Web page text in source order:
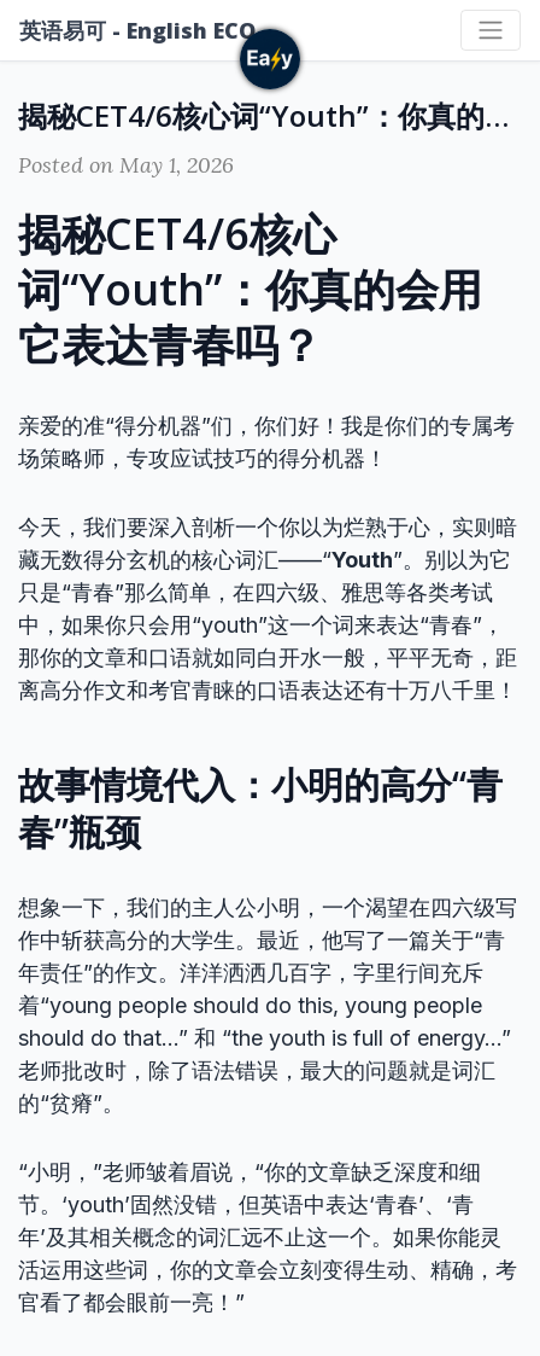
英语易可 - English ECO
揭秘CET4/6核心词“Youth”：你真的会用它表达青春吗？
Posted on May 1, 2026
揭秘CET4/6核心
词“Youth”：你真的会用
它表达青春吗？
亲爱的准“得分机器”们，你们好！我是你们的专属考
场策略师，专攻应试技巧的得分机器！
今天，我们要深入剖析一个你以为烂熟于心，实则暗
藏无数得分玄机的核心词汇——“Youth”。别以为它
只是“青春”那么简单，在四六级、雅思等各类考试
中，如果你只会用“youth”这一个词来表达“青春”，
那你的文章和口语就如同白开水一般，平平无奇，距
离高分作文和考官青睐的口语表达还有十万八千里！
故事情境代入：小明的高分“青
春”瓶颈
想象一下，我们的主人公小明，一个渴望在四六级写
作中斩获高分的大学生。最近，他写了一篇关于“青
年责任”的作文。洋洋洒洒几百字，字里行间充斥
着“young people should do this, young people
should do that…” 和 “the youth is full of energy…”
老师批改时，除了语法错误，最大的问题就是词汇
的“贫瘠”。
“小明，”老师皱着眉说，“你的文章缺乏深度和细
节。‘youth’固然没错，但英语中表达‘青春’、‘青
年’及其相关概念的词汇远不止这一个。如果你能灵
活运用这些词，你的文章会立刻变得生动、精确，考
官看了都会眼前一亮！”